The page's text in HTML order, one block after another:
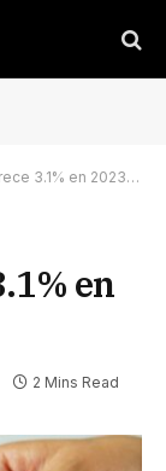
en 2023: Inegi
en
2 Mins Read